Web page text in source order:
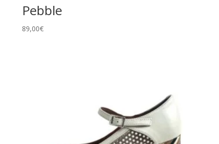
Pebble
89,00€